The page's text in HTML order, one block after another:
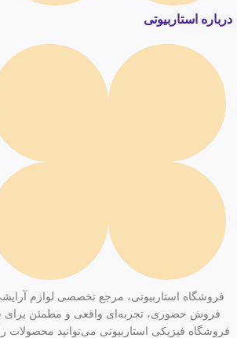
درباره استاربیوتی
فروشگاه استاربیوتی، مرجع تخصصی لوازم آرایشی
فروش حضوری، تجربه‌ای واقعی و مطمئن برای
فروشگاه فیزیکی استاربیوتی می‌توانید محصولات